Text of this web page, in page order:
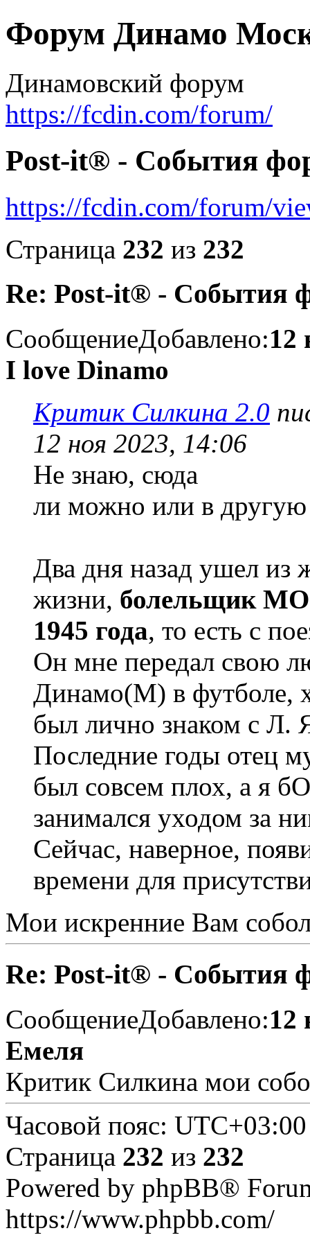
Форум Динамо
Динамовский форум
https://fcdin.com/forum/
Post-it® - События
https://fcdin.com/forum/
Страница 232 из 232
Re: Post-it® - События
СообщениеДобавлено:12
I love Dinamo
Критик Силкина 2.0
12 ноя 2023, 14:06
Не знаю, сюда
ли можно или в другую
Два дня назад ушел из
жизни, болельщик
1945 года, то есть с
Он мне передал свою
Динамо(М) в футболе,
был лично знаком с
Последние годы отец
был совсем плох, а я
занимался уходом за
Сейчас, наверное,
времени для
Мои искренние Вам
Re: Post-it® - События
СообщениеДобавлено:12
Емеля
Критик Силкина мои
Часовой пояс: UTC+03:00
Страница 232 из 232
Powered by phpBB®
https://www.phpbb.com/